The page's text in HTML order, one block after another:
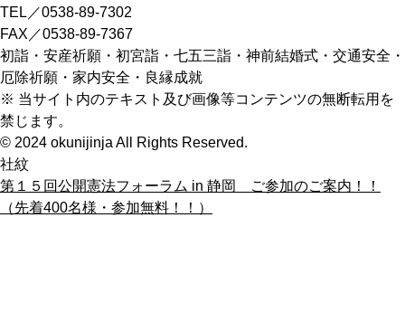
TEL／0538-89-7302
FAX／0538-89-7367
初詣・安産祈願・初宮詣・七五三詣・神前結婚式・交通安全・
厄除祈願・家内安全・良縁成就
※ 当サイト内のテキスト及び画像等コンテンツの無断転用を
禁じます。
© 2024 okunijinja All Rights Reserved.
社紋
第１５回公開憲法フォーラム in 静岡 ご参加のご案内！！
（先着400名様・参加無料！！）